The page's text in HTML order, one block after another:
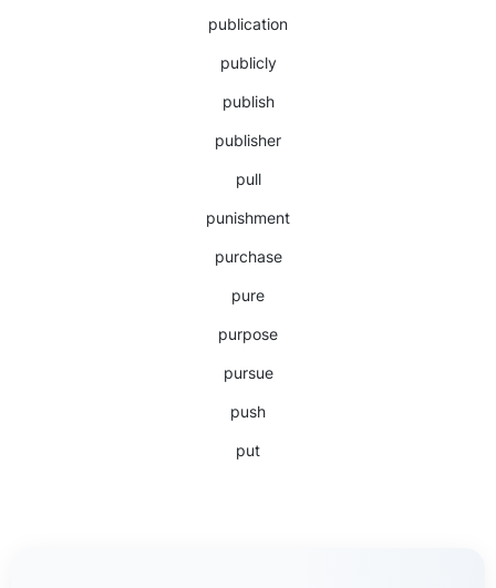
publication
publicly
publish
publisher
pull
punishment
purchase
pure
purpose
pursue
push
put